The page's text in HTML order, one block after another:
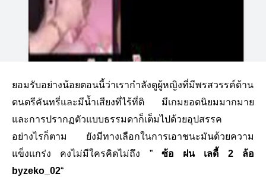
ยอมรับอย่างน้อยตอนนี้ว่าเรากำลังดูผู้หญิงที่มีพรสวรรค์ด้าน
ดนตรีคันทรี่และมีน้ำเสียงที่ไร้ที่ติ มีเกมยอดนิยมมากมาย
และการปรากฏตัวแบบธรรมดาก็เต็มไปด้วยอุปสรรค
อย่างไรก็ตาม ยังมีทางเลือกในการเอาชนะมันด้วยความ
แข็งแกร่ง คงไม่มีใครคิดไม่ถึง ” ซ้อ ฝน เลดี้ 2 ล้อ
byzeko_02“